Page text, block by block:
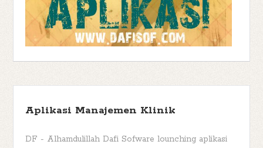
Aplikasi Manajemen Klinik
DF - Alhamdulillah Dafi Sofware lounching aplikasi